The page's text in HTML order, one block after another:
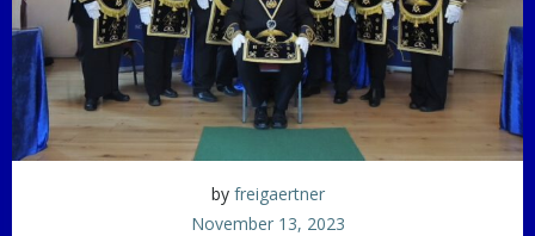
by freigaertner
November 13, 2023